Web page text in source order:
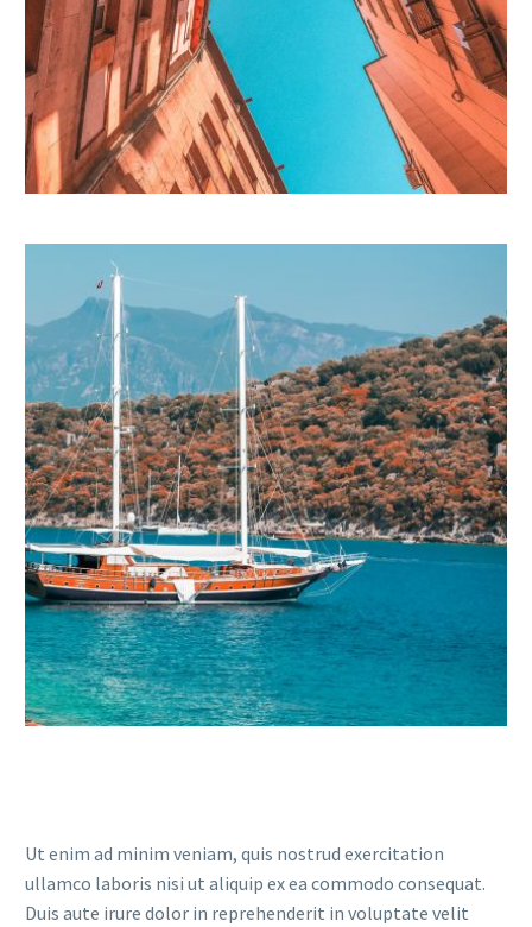
Ut enim ad minim veniam, quis nostrud exercitation
ullamco laboris nisi ut aliquip ex ea commodo consequat.
Duis aute irure dolor in reprehenderit in voluptate velit